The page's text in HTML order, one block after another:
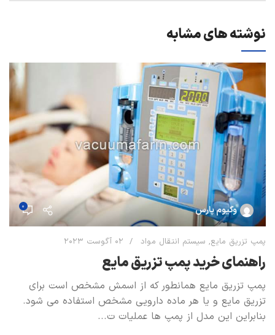
نوشته های مشابه
وکیوم پارس 0
پمپ تزریق مایع, سیستم انتقال مواد 02 آگوست 2023
راهنمای خرید پمپ تزریق مایع
پمپ تزریق مایع همانطور که از اسمش مشخص است برای
تزریق مایع و یا هر ماده دارویی مشخص استفاده می شود.
بنابراین این مدل از پمپ ها عملیات ت...